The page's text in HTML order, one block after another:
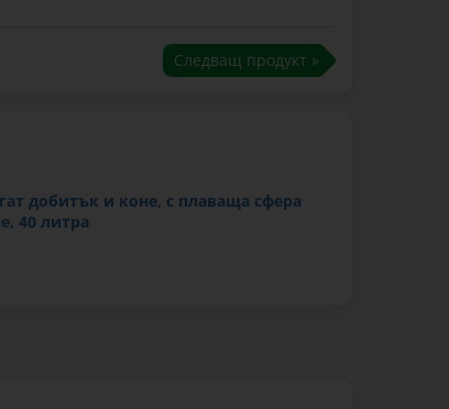
Следващ продукт »
добитък и коне, с плаваща сфера
40 литра